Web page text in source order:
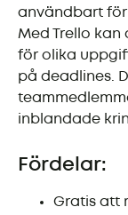
användbart för
Med Trello
för olika
på deadlines.
inblandade
Fördelar:
Gratis att